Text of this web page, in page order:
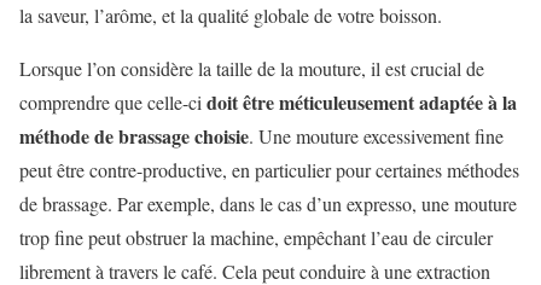
la saveur, l’arôme, et la qualité globale de votre boisson.
Lorsque l’on considère la taille de la mouture, il est crucial de
comprendre que celle-ci doit être méticuleusement adaptée à la
méthode de brassage choisie. Une mouture excessivement fine
peut être contre-productive, en particulier pour certaines méthodes
de brassage. Par exemple, dans le cas d’un expresso, une mouture
trop fine peut obstruer la machine, empêchant l’eau de circuler
librement à travers le café. Cela peut conduire à une extraction